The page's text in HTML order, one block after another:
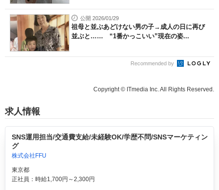
公開 2026/01/29
祖母と並ぶあどけない男の子→成人の日に再び
並ぶと…… “1番かっこいい”現在の姿...
Recommended by
Copyright © ITmedia Inc. All Rights Reserved.
求人情報
SNS運用担当/交通費支給/未経験OK/学歴不問/SNSマーケティン
グ
株式会社FFU
東京都
正社員：時給1,700円～2,300円